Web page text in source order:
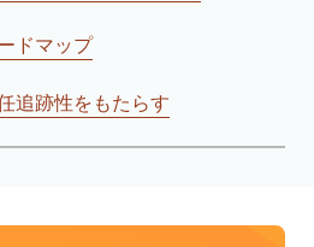
ドマップ
追跡性をもたらす